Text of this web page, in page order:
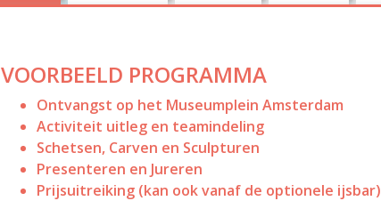
VOORBEELD PROGRAMMA
Ontvangst op het Museumplein Amsterdam
Activiteit uitleg en teamindeling
Schetsen, Carven en Sculpturen
Presenteren en Jureren
Prijsuitreiking (kan ook vanaf de optionele ijsbar)